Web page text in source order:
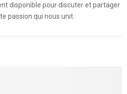
disponible pour discuter et partager
passion qui nous unit.